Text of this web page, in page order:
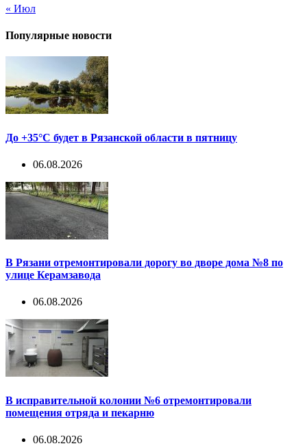
« Июл
Популярные новости
До +35°С будет в Рязанской области в пятницу
06.08.2026
В Рязани отремонтировали дорогу во дворе дома №8 по
улице Керамзавода
06.08.2026
В исправительной колонии №6 отремонтировали
помещения отряда и пекарню
06.08.2026